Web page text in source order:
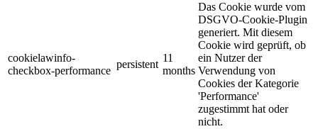
cookielawinfo-
checkbox-performance
persistent
11
months
Das Cookie wurde vom
DSGVO-Cookie-Plugin
generiert. Mit diesem
Cookie wird geprüft, ob
ein Nutzer der
Verwendung von
Cookies der Kategorie
'Performance'
zugestimmt hat oder
nicht.